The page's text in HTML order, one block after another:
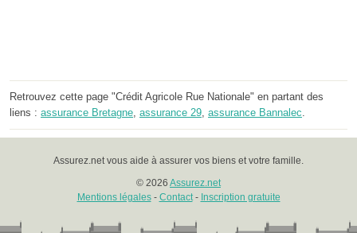
Retrouvez cette page "Crédit Agricole Rue Nationale" en partant des
liens : assurance Bretagne, assurance 29, assurance Bannalec.
Assurez.net vous aide à assurer vos biens et votre famille.
© 2026 Assurez.net
Mentions légales- Contact- Inscription gratuite